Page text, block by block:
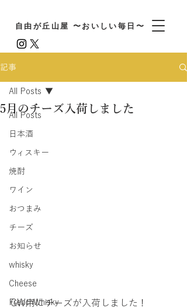
自由が丘山屋 〜おいしい毎日〜
記事
All Posts
日本酒
ウィスキー
焼酎
ワイン
おつまみ
チーズ
お知らせ
whisky
Cheese
FrenchWhisky
All Posts
5月のチーズ入荷しました
GW用にチーズが入荷しました！